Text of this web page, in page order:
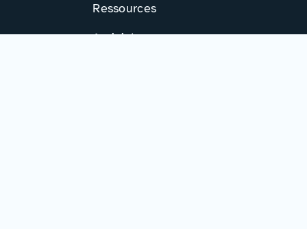
Ressources
Activités